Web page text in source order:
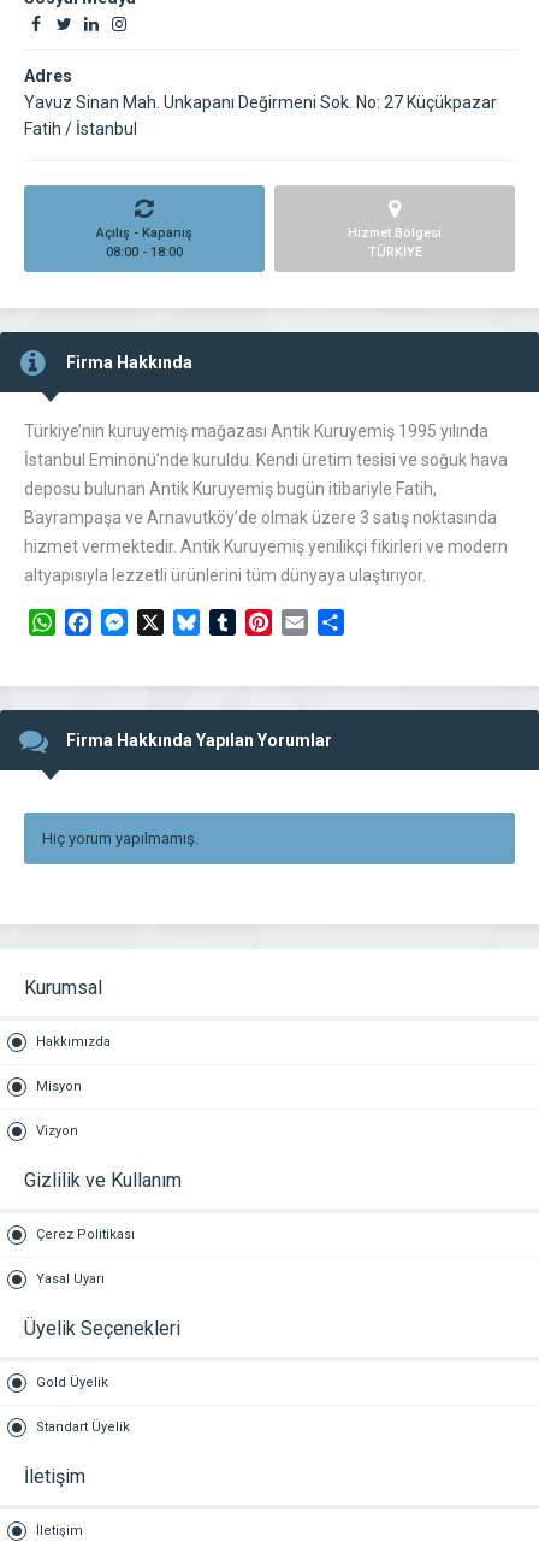
Adres
Yavuz Sinan Mah. Unkapanı Değirmeni Sok. No: 27 Küçükpazar
Fatih / İstanbul
Açılış - Kapanış
08:00 - 18:00
Hizmet Bölgesi
TÜRKİYE
Firma Hakkında
Türkiye’nin kuruyemiş mağazası Antik Kuruyemiş 1995 yılında
İstanbul Eminönü’nde kuruldu. Kendi üretim tesisi ve soğuk hava
deposu bulunan Antik Kuruyemiş bugün itibariyle Fatih,
Bayrampaşa ve Arnavutköy’de olmak üzere 3 satış noktasında
hizmet vermektedir. Antik Kuruyemiş yenilikçi fikirleri ve modern
altyapısıyla lezzetli ürünlerini tüm dünyaya ulaştırıyor.
WhatsAppFacebookMessengerBlueskyTumblrPinterest
Email
Firma Hakkında Yapılan Yorumlar
Hiç yorum yapılmamış.
Kurumsal
Hakkımızda
Misyon
Vizyon
Gizlilik ve Kullanım
Çerez Politikası
Yasal Uyarı
Üyelik Seçenekleri
Gold Üyelik
Standart Üyelik
İletişim
İletişim